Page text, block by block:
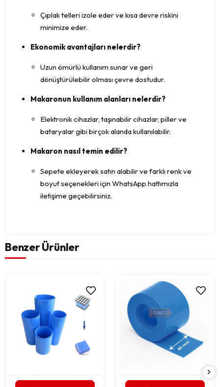
Çıplak telleri izole eder ve kısa devre riskini
minimize eder.
Ekonomik avantajları nelerdir?
Uzun ömürlü kullanım sunar ve geri
dönüştürülebilir olması çevre dostudur.
Makaronun kullanım alanları nelerdir?
Elektronik cihazlar, taşınabilir cihazlar, piller ve
bataryalar gibi birçok alanda kullanılabilir.
Makaron nasıl temin edilir?
Sepete ekleyerek satın alabilir ve farklı renk ve
boyut seçenekleri için WhatsApp hattımızla
iletişime geçebilirsiniz.
Benzer Ürünler